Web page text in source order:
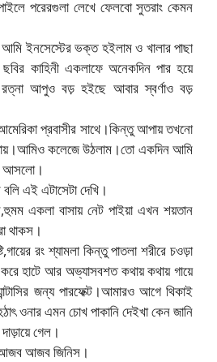
পরেরগুলা লেখে ফেলবো সুতরাং কেমন
ইনসেস্টের ভক্ত হইলাম ও খালার পাছা
কাহিনী একলাফে অনেকদিন পার হয়ে
আপুও বড় হইছে আবার স্বর্ণাও বড়
প্রবাসীর সাথে।কিন্তু আপায় তখনো
কলেজে উঠলাম।তো একদিন আমি
আসলো।
এই এটাসেটা দেখি।
একলা বাসায় নেট পাইয়া এখন শয়তান
থাকস।
রং শ্যামলা কিন্তু পাতলা শরীরে চওড়া
হাটে আর অভ্যাসবশত কথায় কথায় গায়ে
জন্য পারফেক্ট।আমারও আগে থিকাই
ওনার এমন চোখ পাকানি দেইখা কেন জানি
গেল।
আজব জিনিস।